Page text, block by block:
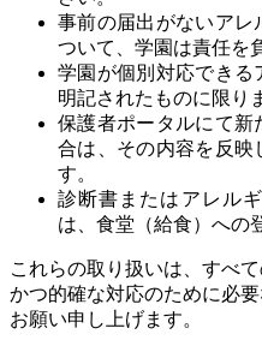
事前の届出がないアレ
ついて、学園は責任を
学園が個別対応できる
明記されたものに限り
保護者ポータルにて新
合は、その内容を反映
す。
診断書またはアレル
は、食堂（給食）への
これらの取り扱いは、すべ
かつ的確な対応のために必
お願い申し上げます。